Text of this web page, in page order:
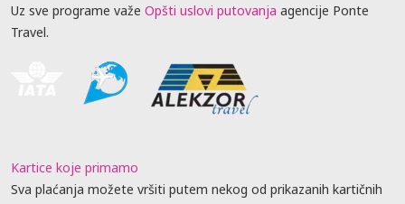
Uz sve programe važe Opšti uslovi putovanja agencije Ponte
Travel.
Kartice koje primamo
Sva plaćanja možete vršiti putem nekog od prikazanih kartičnih